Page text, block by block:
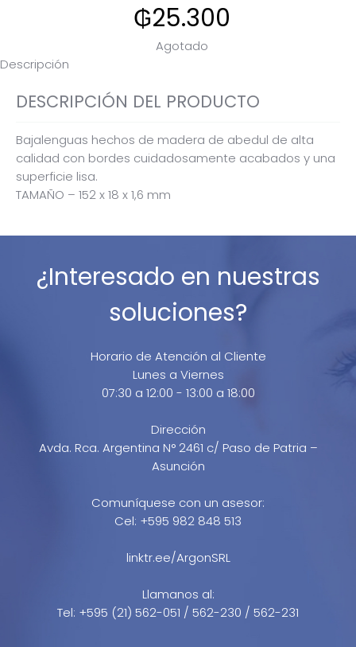
₲25.300
Agotado
Descripción
DESCRIPCIÓN DEL PRODUCTO
Bajalenguas hechos de madera de abedul de alta
calidad con bordes cuidadosamente acabados y una
superficie lisa.
TAMAÑO – 152 x 18 x 1,6 mm
¿Interesado en nuestras
soluciones?
Horario de Atención al Cliente
Lunes a Viernes
07:30 a 12:00 - 13:00 a 18:00
Dirección
Avda. Rca. Argentina N° 2461 c/ Paso de Patria –
Asunción
Comuníquese con un asesor:
Cel: +595 982 848 513
linktr.ee/ArgonSRL
Llamanos al:
Tel: +595 (21) 562-051 / 562-230 / 562-231